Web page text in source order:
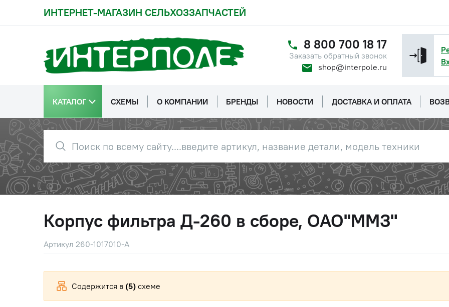
ИНТЕРНЕТ-МАГАЗИН СЕЛЬХОЗЗАПЧАСТЕЙ
8 800 700 18 17
Заказать обратный звонок
shop@interpole.ru
КАТАЛОГ СХЕМЫ О КОМПАНИИ БРЕНДЫ НОВОСТИ ДОСТАВКА И ОПЛАТА
Корпус фильтра Д-260 в сборе, ОАО"ММЗ"
Артикул 260-1017010-А
Содержится в (5) схеме